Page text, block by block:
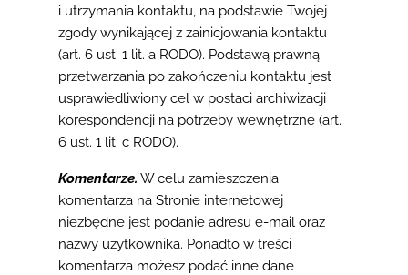
i utrzymania kontaktu, na podstawie Twojej
zgody wynikającej z zainicjowania kontaktu
(art. 6 ust. 1 lit. a RODO). Podstawą prawną
przetwarzania po zakończeniu kontaktu jest
usprawiedliwiony cel w postaci archiwizacji
korespondencji na potrzeby wewnętrzne (art.
6 ust. 1 lit. c RODO).
Komentarze. W celu zamieszczenia
komentarza na Stronie internetowej
niezbędne jest podanie adresu e-mail oraz
nazwy użytkownika. Ponadto w treści
komentarza możesz podać inne dane